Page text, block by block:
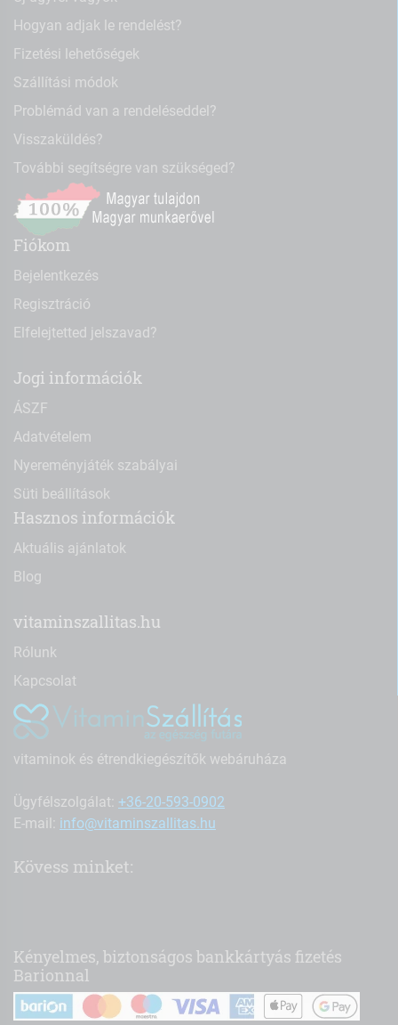
Hogyan adjak le rendelést?
Fizetési lehetőségek
Szállítási módok
Problémád van a rendeléseddel?
Visszaküldés?
További segítségre van szükséged?
Fiókom
Bejelentkezés
Regisztráció
Elfelejtetted jelszavad?
Jogi információk
ÁSZF
Adatvételem
Nyereményjáték szabályai
Süti beállítások
Hasznos információk
Aktuális ajánlatok
Blog
vitaminszallitas.hu
Rólunk
Kapcsolat
vitaminok és étrendkiegészítők webáruháza
Ügyfélszolgálat: +36-20-593-0902
E-mail: info@vitaminszallitas.hu
Kövess minket:
Kényelmes, biztonságos bankkártyás fizetés
Barionnal